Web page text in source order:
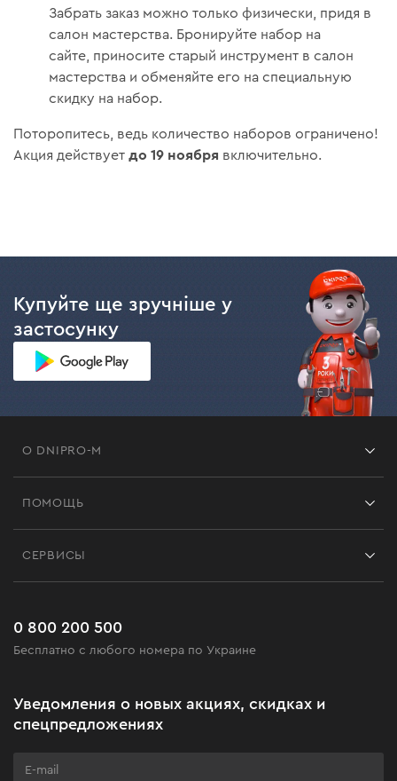
Забрать заказ можно только физически, придя в
салон мастерства. Бронируйте набор на
сайте, приносите старый инструмент в салон
мастерства и обменяйте его на специальную
скидку на набор.
Поторопитесь, ведь количество наборов ограничено!
Акция действуетдо 19 ноября включительно.
Купуйте ще зручніше у
застосунку
О DNIPRO-M
Черная пятница
Клуб мастерства
ПОМОЩЬ
Часто задаваемые вопросы
СЕРВИСЫ
0 800 200 500
Бесплатно с любого номера по Украине
Уведомления о новых акциях, скидках и
спецпредложениях